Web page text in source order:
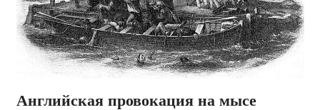
Английская провокация на мысе